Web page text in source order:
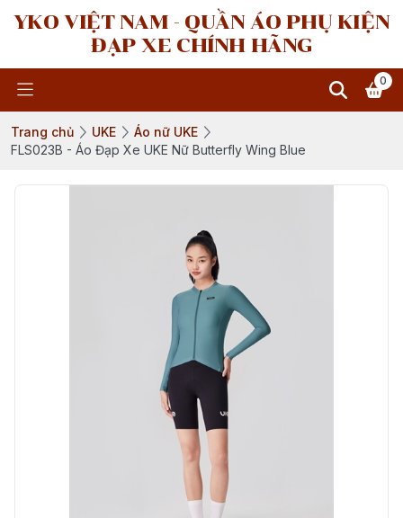
YKO VIỆT NAM - QUẦN ÁO PHỤ KIỆN
ĐẠP XE CHÍNH HÃNG
0
Trang chủ UKE
Áo nữ UKE
FLS023B - Áo Đạp Xe UKE Nữ Butterfly Wing Blue